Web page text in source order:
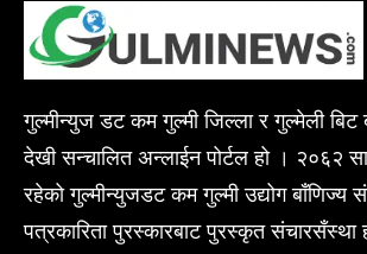
गुल्मीन्युज डट कम गुल्मी जिल्ला र गुल्मेली बिट
देखी सन्चालित अन्लाईन पोर्टल हो । २०६२
रहेको गुल्मीन्युजडट कम गुल्मी उद्योग बाँणिज्य
पत्रकारिता पुरस्कारबाट पुरस्कृत संचारसँस्था